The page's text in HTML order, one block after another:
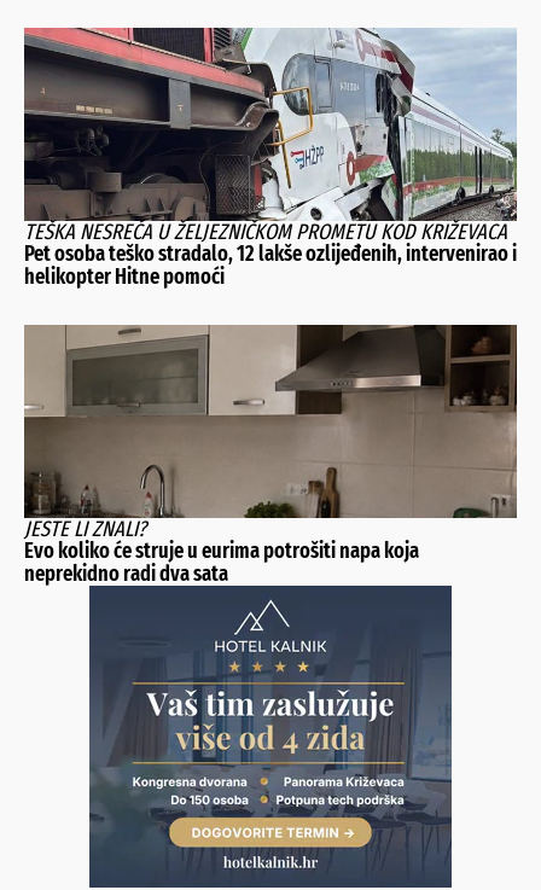
TEŠKA NESREĆA U ŽELJEZNIČKOM PROMETU KOD KRIŽEVACA
Pet osoba teško stradalo, 12 lakše ozlijeđenih, intervenirao i
helikopter Hitne pomoći
JESTE LI ZNALI?
Evo koliko će struje u eurima potrošiti napa koja
neprekidno radi dva sata